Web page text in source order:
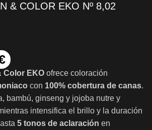
& COLOR EKO Nº 8,02
Color EKO ofrece coloración
con 100% cobertura de canas.
bambú, ginseng y jojoba nutre y
intensifica el brillo y la duración
5 tonos de aclaración en